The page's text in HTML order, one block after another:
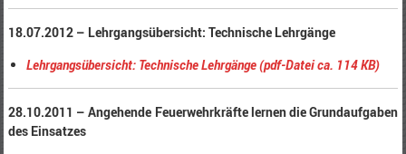
18.07.2012 – Lehrgangsübersicht: Technische Lehrgänge
Lehrgangsübersicht: Technische Lehrgänge (pdf-Datei ca. 114 KB)
28.10.2011 – Angehende Feuerwehrkräfte lernen die Grundaufgaben
des Einsatzes